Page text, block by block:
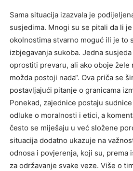
Sama situacija izazvala je
susjedima. Mnogi su se pitali da li
okolnostima stvarno moguć ili je to
izbjegavanja sukoba. Jedna
oprostiti prevaru, ali ako oboje žele
možda postoji nada“. Ova priča se
postavljajući pitanje o granicama
Ponekad, zajednice postaju
odluke o moralnosti i etici, a
često se miješaju u već složene
situacija dodatno ukazuje na
odnosa i povjerenja, koji su, prema
za održavanje svake veze. Više o